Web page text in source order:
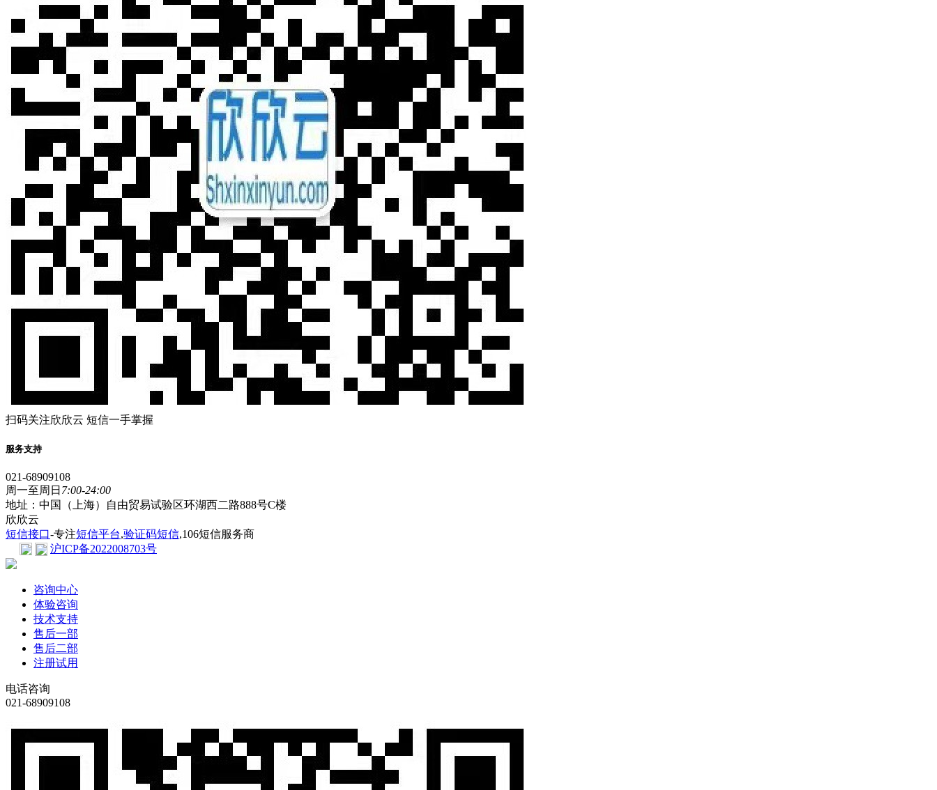
扫码关注欣欣云 短信一手掌握
服务支持
021-68909108
周一至周日 7:00-24:00
地址：中国（上海）自由贸易试验区环湖西二路888号C楼
欣欣云
短信接口-专注短信平台,验证码短信,106短信服务商
沪ICP备2022008703号
咨询中心
体验咨询
技术支持
售后一部
售后二部
注册试用
电话咨询
021-68909108